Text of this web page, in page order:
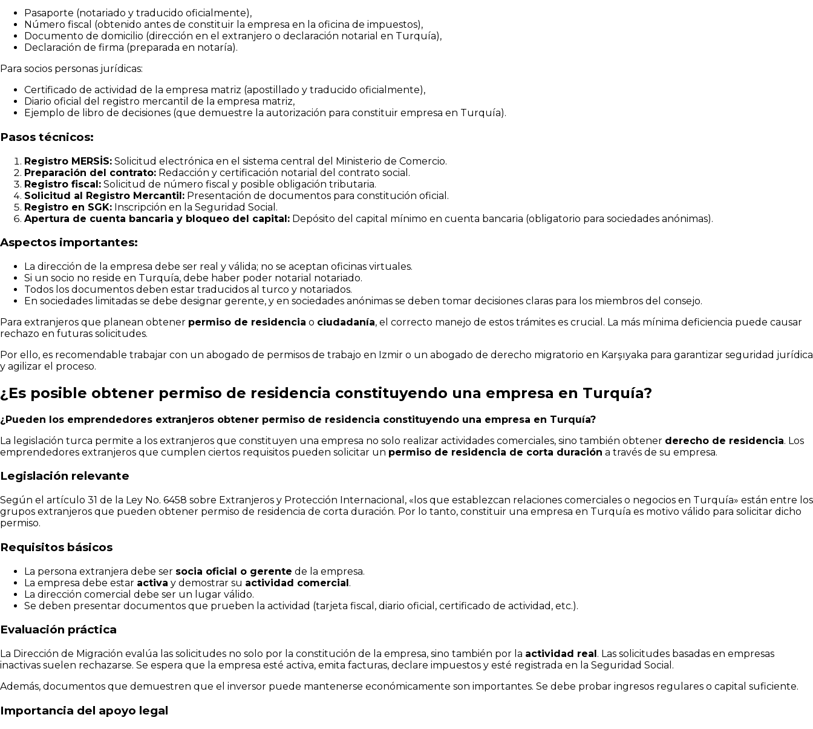
Pasaporte (notariado y traducido oficialmente),
Número fiscal (obtenido antes de constituir la empresa en la oficina de impuestos),
Documento de domicilio (dirección en el extranjero o declaración notarial en Turquía),
Declaración de firma (preparada en notaría).
Para socios personas jurídicas:
Certificado de actividad de la empresa matriz (apostillado y traducido oficialmente),
Diario oficial del registro mercantil de la empresa matriz,
Ejemplo de libro de decisiones (que demuestre la autorización para constituir empresa en Turquía).
Pasos técnicos:
Registro MERSİS: Solicitud electrónica en el sistema central del Ministerio de Comercio.
Preparación del contrato: Redacción y certificación notarial del contrato social.
Registro fiscal: Solicitud de número fiscal y posible obligación tributaria.
Solicitud al Registro Mercantil: Presentación de documentos para constitución oficial.
Registro en SGK: Inscripción en la Seguridad Social.
Apertura de cuenta bancaria y bloqueo del capital: Depósito del capital mínimo en cuenta bancaria (obligatorio para sociedades anónimas).
Aspectos importantes:
La dirección de la empresa debe ser real y válida; no se aceptan oficinas virtuales.
Si un socio no reside en Turquía, debe haber poder notarial notariado.
Todos los documentos deben estar traducidos al turco y notariados.
En sociedades limitadas se debe designar gerente, y en sociedades anónimas se deben tomar decisiones claras para los miembros del consejo.
Para extranjeros que planean obtener permiso de residencia o ciudadanía, el correcto manejo de estos trámites es crucial. La más mínima deficiencia puede causar
rechazo en futuras solicitudes.
Por ello, es recomendable trabajar con un abogado de permisos de trabajo en Izmir o un abogado de derecho migratorio en Karşıyaka para garantizar seguridad jurídica
y agilizar el proceso.
¿Es posible obtener permiso de residencia constituyendo una empresa en Turquía?
¿Pueden los emprendedores extranjeros obtener permiso de residencia constituyendo una empresa en Turquía?
La legislación turca permite a los extranjeros que constituyen una empresa no solo realizar actividades comerciales, sino también obtener derecho de residencia. Los
emprendedores extranjeros que cumplen ciertos requisitos pueden solicitar un permiso de residencia de corta duración a través de su empresa.
Legislación relevante
Según el artículo 31 de la Ley No. 6458 sobre Extranjeros y Protección Internacional, «los que establezcan relaciones comerciales o negocios en Turquía» están entre los
grupos extranjeros que pueden obtener permiso de residencia de corta duración. Por lo tanto, constituir una empresa en Turquía es motivo válido para solicitar dicho
permiso.
Requisitos básicos
La persona extranjera debe ser socia oficial o gerente de la empresa.
La empresa debe estar activa y demostrar su actividad comercial.
La dirección comercial debe ser un lugar válido.
Se deben presentar documentos que prueben la actividad (tarjeta fiscal, diario oficial, certificado de actividad, etc.).
Evaluación práctica
La Dirección de Migración evalúa las solicitudes no solo por la constitución de la empresa, sino también por la actividad real. Las solicitudes basadas en empresas
inactivas suelen rechazarse. Se espera que la empresa esté activa, emita facturas, declare impuestos y esté registrada en la Seguridad Social.
Además, documentos que demuestren que el inversor puede mantenerse económicamente son importantes. Se debe probar ingresos regulares o capital suficiente.
Importancia del apoyo legal